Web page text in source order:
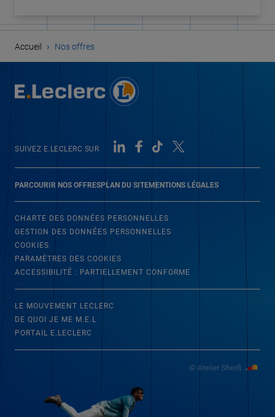
Accueil › Nos offres
PARCOURIR NOS OFFRESPLAN DU SITEMENTIONS LÉGALES
SUIVEZ E.LECLERC SUR
CHARTE DES DONNÉES PERSONNELLES
GESTION DES DONNÉES PERSONNELLES
COOKIES
PARAMÈTRES DES COOKIES
ACCESSIBILITÉ : PARTIELLEMENT CONFORME
LE MOUVEMENT LECLERC
DE QUOI JE ME M.E.L
PORTAIL E.LECLERC